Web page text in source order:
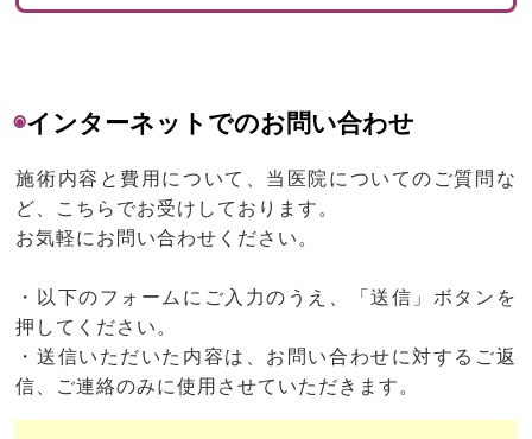
◉インターネットでのお問い合わせ
施術内容と費用について、当医院についてのご質問な
ど、こちらでお受けしております。
お気軽にお問い合わせください。
・以下のフォームにご入力のうえ、「送信」ボタンを
押してください。
・送信いただいた内容は、お問い合わせに対するご返
信、ご連絡のみに使用させていただきます。